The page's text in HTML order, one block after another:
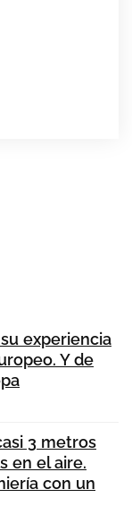
experiencia
Y de
3 metros
en el aire.
con un